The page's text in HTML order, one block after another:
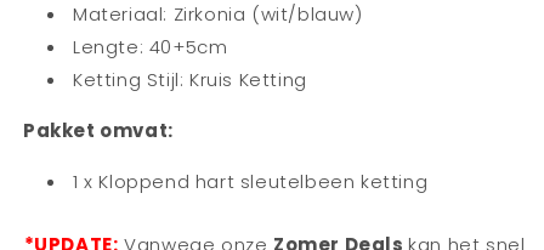
Materiaal: Zirkonia (wit/blauw)
Lengte: 40+5cm
Ketting Stijl: Kruis Ketting
Pakket omvat:
1 x Kloppend hart sleutelbeen ketting